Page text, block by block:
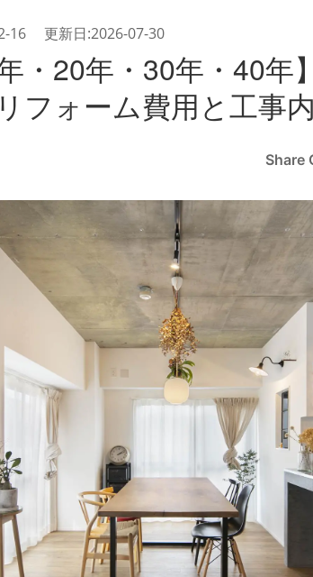
16 更新日:2026-07-30
年・20年・30年・40
フォーム費用と工事
Share